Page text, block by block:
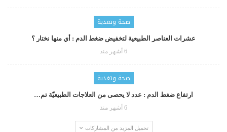
صحة وتغذية
عشرات العناصر الطبيعية لتخفيض ضغط الدم : أي منها نختار ؟
6 أشهر منذ
صحة وتغذية
ارتفاع ضغط الدم : عدد لا يحصى من العلاجات الطبيعيّة تم…
6 أشهر منذ
تحميل المزيد من المشاركات